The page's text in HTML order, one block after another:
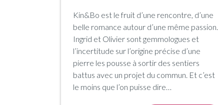
Kin&Bo est le fruit d’une rencontre, d’une
belle romance autour d’une même passion.
Ingrid et Olivier sont gemmologues et
l’incertitude sur l’origine précise d’une
pierre les pousse à sortir des sentiers
battus avec un projet du commun. Et c’est
le moins que l’on puisse dire…